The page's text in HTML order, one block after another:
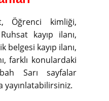
Öğrenci kimliği,
kayıp ilanı,
belgesi kayıp ilanı,
farklı konulardaki
Sarı sayfalar
yayınlatabilirsiniz.